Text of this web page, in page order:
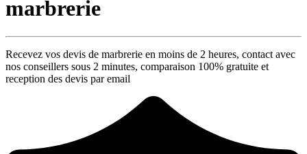
marbrerie
Recevez vos devis de marbrerie en moins de 2 heures, contact avec
nos conseillers sous 2 minutes, comparaison 100% gratuite et
reception des devis par email